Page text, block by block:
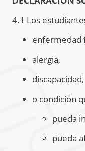
4.1 Los
enfermedad
alergia,
discapacidad,
o condición
pueda
pueda